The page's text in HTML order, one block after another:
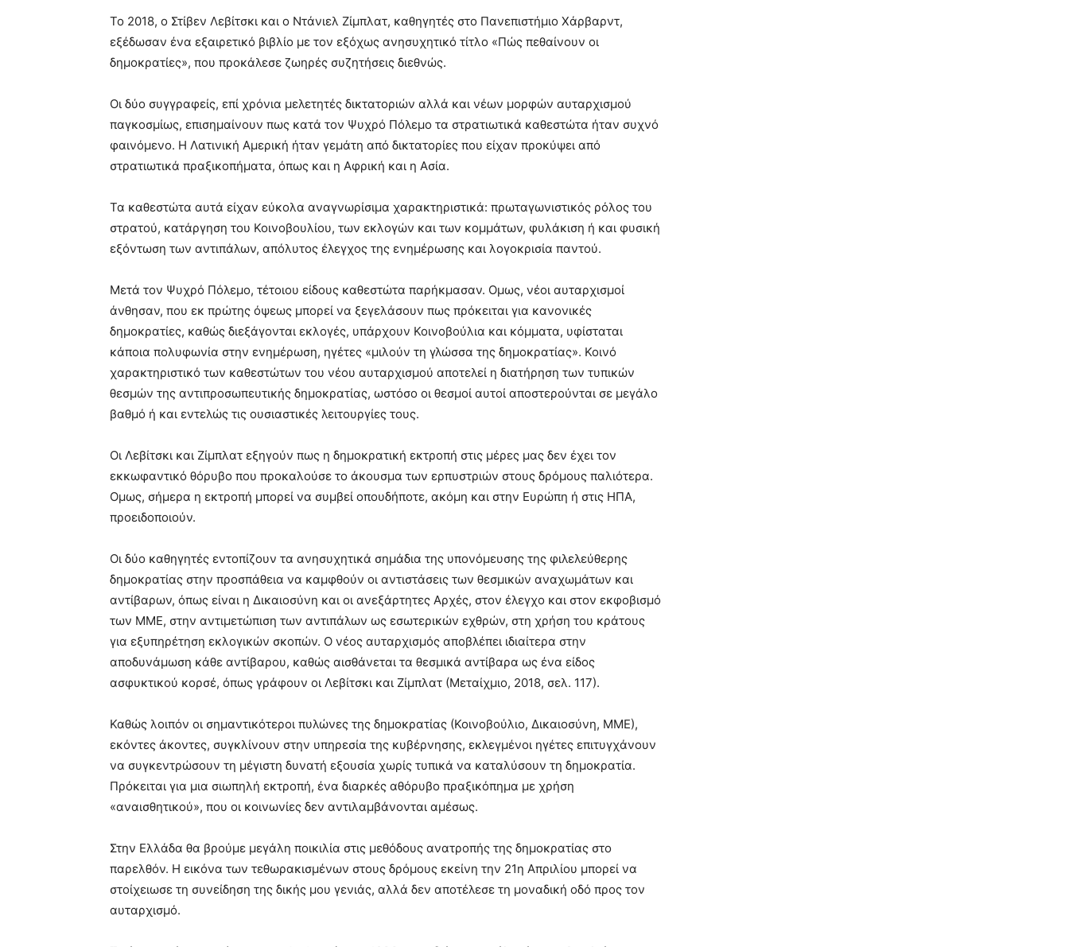
Το 2018, ο Στίβεν Λεβίτσκι και ο Ντάνιελ Ζίμπλατ, καθηγητές στο Πανεπιστήμιο Χάρβαρντ,
εξέδωσαν ένα εξαιρετικό βιβλίο με τον εξόχως ανησυχητικό τίτλο «Πώς πεθαίνουν οι
δημοκρατίες», που προκάλεσε ζωηρές συζητήσεις διεθνώς.
Οι δύο συγγραφείς, επί χρόνια μελετητές δικτατοριών αλλά και νέων μορφών αυταρχισμού
παγκοσμίως, επισημαίνουν πως κατά τον Ψυχρό Πόλεμο τα στρατιωτικά καθεστώτα ήταν συχνό
φαινόμενο. Η Λατινική Αμερική ήταν γεμάτη από δικτατορίες που είχαν προκύψει από
στρατιωτικά πραξικοπήματα, όπως και η Αφρική και η Ασία.
Τα καθεστώτα αυτά είχαν εύκολα αναγνωρίσιμα χαρακτηριστικά: πρωταγωνιστικός ρόλος του
στρατού, κατάργηση του Κοινοβουλίου, των εκλογών και των κομμάτων, φυλάκιση ή και φυσική
εξόντωση των αντιπάλων, απόλυτος έλεγχος της ενημέρωσης και λογοκρισία παντού.
Μετά τον Ψυχρό Πόλεμο, τέτοιου είδους καθεστώτα παρήκμασαν. Ομως, νέοι αυταρχισμοί
άνθησαν, που εκ πρώτης όψεως μπορεί να ξεγελάσουν πως πρόκειται για κανονικές
δημοκρατίες, καθώς διεξάγονται εκλογές, υπάρχουν Κοινοβούλια και κόμματα, υφίσταται
κάποια πολυφωνία στην ενημέρωση, ηγέτες «μιλούν τη γλώσσα της δημοκρατίας». Κοινό
χαρακτηριστικό των καθεστώτων του νέου αυταρχισμού αποτελεί η διατήρηση των τυπικών
θεσμών της αντιπροσωπευτικής δημοκρατίας, ωστόσο οι θεσμοί αυτοί αποστερούνται σε μεγάλο
βαθμό ή και εντελώς τις ουσιαστικές λειτουργίες τους.
Οι Λεβίτσκι και Ζίμπλατ εξηγούν πως η δημοκρατική εκτροπή στις μέρες μας δεν έχει τον
εκκωφαντικό θόρυβο που προκαλούσε το άκουσμα των ερπυστριών στους δρόμους παλιότερα.
Ομως, σήμερα η εκτροπή μπορεί να συμβεί οπουδήποτε, ακόμη και στην Ευρώπη ή στις ΗΠΑ,
προειδοποιούν.
Οι δύο καθηγητές εντοπίζουν τα ανησυχητικά σημάδια της υπονόμευσης της φιλελεύθερης
δημοκρατίας στην προσπάθεια να καμφθούν οι αντιστάσεις των θεσμικών αναχωμάτων και
αντίβαρων, όπως είναι η Δικαιοσύνη και οι ανεξάρτητες Αρχές, στον έλεγχο και στον εκφοβισμό
των ΜΜΕ, στην αντιμετώπιση των αντιπάλων ως εσωτερικών εχθρών, στη χρήση του κράτους
για εξυπηρέτηση εκλογικών σκοπών. Ο νέος αυταρχισμός αποβλέπει ιδιαίτερα στην
αποδυνάμωση κάθε αντίβαρου, καθώς αισθάνεται τα θεσμικά αντίβαρα ως ένα είδος
ασφυκτικού κορσέ, όπως γράφουν οι Λεβίτσκι και Ζίμπλατ (Μεταίχμιο, 2018, σελ. 117).
Καθώς λοιπόν οι σημαντικότεροι πυλώνες της δημοκρατίας (Κοινοβούλιο, Δικαιοσύνη, ΜΜΕ),
εκόντες άκοντες, συγκλίνουν στην υπηρεσία της κυβέρνησης, εκλεγμένοι ηγέτες επιτυγχάνουν
να συγκεντρώσουν τη μέγιστη δυνατή εξουσία χωρίς τυπικά να καταλύσουν τη δημοκρατία.
Πρόκειται για μια σιωπηλή εκτροπή, ένα διαρκές αθόρυβο πραξικόπημα με χρήση
«αναισθητικού», που οι κοινωνίες δεν αντιλαμβάνονται αμέσως.
Στην Ελλάδα θα βρούμε μεγάλη ποικιλία στις μεθόδους ανατροπής της δημοκρατίας στο
παρελθόν. Η εικόνα των τεθωρακισμένων στους δρόμους εκείνη την 21η Απριλίου μπορεί να
στοίχειωσε τη συνείδηση της δικής μου γενιάς, αλλά δεν αποτέλεσε τη μοναδική οδό προς τον
αυταρχισμό.